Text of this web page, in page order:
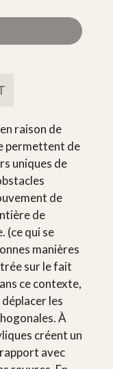
raison de
permettent de
uniques de
de
de
(ce qui se
manières
sur le fait
ce contexte,
les
À
créent un
avec